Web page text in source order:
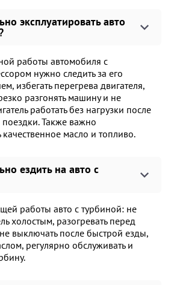
эксплуатировать авто
работы автомобиля с
нужно следить за его
избегать перегрева двигателя,
разгонять машину и не
работать без нагрузки после
Также важно
качественное масло и топливо.
ездить на авто с
работы авто с турбиной: не
холостым, разогревать перед
выключать после быстрой езды,
регулярно обслуживать и